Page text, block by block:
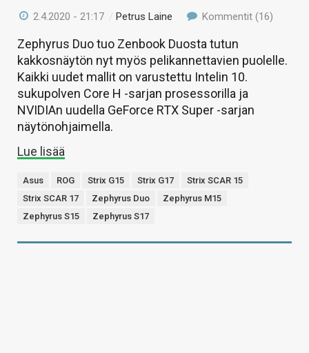
2.4.2020 - 21:17 /Petrus Laine Kommentit (16)
Zephyrus Duo tuo Zenbook Duosta tutun
kakkosnäytön nyt myös pelikannettavien puolelle.
Kaikki uudet mallit on varustettu Intelin 10.
sukupolven Core H -sarjan prosessorilla ja
NVIDIAn uudella GeForce RTX Super -sarjan
näytönohjaimella.
Lue lisää
Asus ROG Strix G15 Strix G17
Strix SCAR 15
Strix SCAR 17
Zephyrus Duo
Zephyrus M15
Zephyrus S15
Zephyrus S17